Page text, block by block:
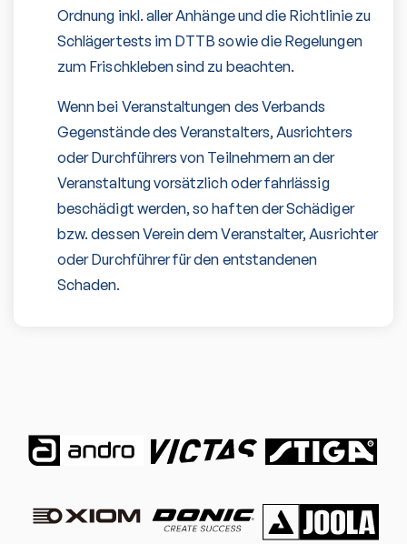
Ordnung inkl. aller Anhänge und die Richtlinie zu
Schlägertests im DTTB sowie die Regelungen
zum Frischkleben sind zu beachten.
Wenn bei Veranstaltungen des Verbands
Gegenstände des Veranstalters, Ausrichters
oder Durchführers von Teilnehmern an der
Veranstaltung vorsätzlich oder fahrlässig
beschädigt werden, so haften der Schädiger
bzw. dessen Verein dem Veranstalter, Ausrichter
oder Durchführer für den entstandenen
Schaden.